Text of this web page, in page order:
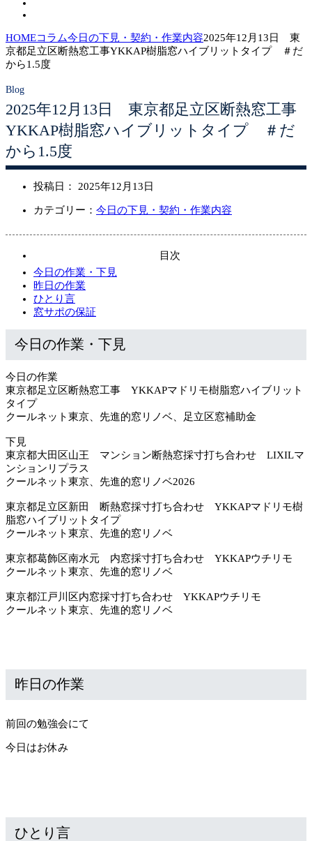
HOMEコラム今日の下見・契約・作業内容2025年12月13日 東
京都足立区断熱窓工事YKKAP樹脂窓ハイブリットタイプ ＃だ
から1.5度
2025年12月13日 東京都足立区断熱窓工事
YKKAP樹脂窓ハイブリットタイプ ＃だ
から1.5度
投稿日： 2025年12月13日
カテゴリー： 今日の下見・契約・作業内容
目次
今日の作業・下見
昨日の作業
ひとり言
窓サポの保証
今日の作業・下見
今日の作業
東京都足立区断熱窓工事 YKKAPマドリモ樹脂窓ハイブリット
タイプ
クールネット東京、先進的窓リノベ、足立区窓補助金
下見
東京都大田区山王 マンション断熱窓採寸打ち合わせ LIXILマ
ンションリプラス
クールネット東京、先進的窓リノベ2026
東京都足立区新田 断熱窓採寸打ち合わせ YKKAPマドリモ樹
脂窓ハイブリットタイプ
クールネット東京、先進的窓リノベ
東京都葛飾区南水元 内窓採寸打ち合わせ YKKAPウチリモ
クールネット東京、先進的窓リノベ
東京都江戸川区内窓採寸打ち合わせ YKKAPウチリモ
クールネット東京、先進的窓リノベ
昨日の作業
前回の勉強会にて
今日はお休み
ひとり言